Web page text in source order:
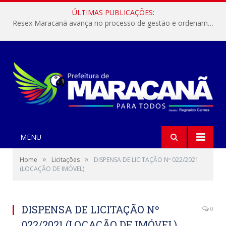
ÚLTIMAS PUBLICAÇÕES:
Resex Maracanã avança no processo de gestão e ordenamento do turismo em nossas áreas protegidas.
MENU
Home » Licitações »
DISPENSA DE LICITAÇÃO Nº 022/2021
(LOCAÇÃO DE IMÓVEL)
DISPENSA DE LICITAÇÃO Nº
0